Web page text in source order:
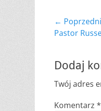
wpisu
← Poprzedni
Poprzedni
Pastor
Dodaj
Twój adres
Komentarz *